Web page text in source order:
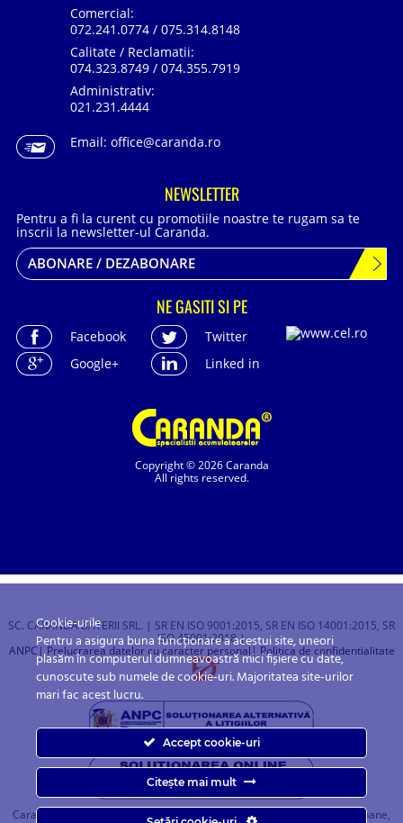
Copyright © 2026 Caranda
All rights reserved.
Comercial:
072.241.0774 / 075.314.8148
Calitate / Reclamatii:
074.323.8749 / 074.355.7919
Administrativ:
021.231.4444
Email: office@caranda.ro
NEWSLETTER
Pentru a fi la curent cu promotiile noastre te rugam sa te
inscrii la newsletter-ul Caranda.
ABONARE / DEZABONARE
NE GASITI SI PE
Facebook
Twitter
Google+
Linked in
SC. CARANDA BATERII SRL. | SR EN ISO 9001:2015, SR EN ISO 14001:2015, SR
ISO 45001:2018 |
ANPC | Prelucrarea datelor cu caracter personal| Politica de confidentialitate
Caranda.ro este un magazin online cu baterii pentru automobile, camioane,
Cookie-urile
Pentru a asigura buna funcționare a acestui site, uneori
plasăm în computerul dumneavoastră mici fișiere cu date,
cunoscute sub numele de cookie-uri. Majoritatea site-urilor
mari fac acest lucru.
Accept cookie-uri
Citește mai mult